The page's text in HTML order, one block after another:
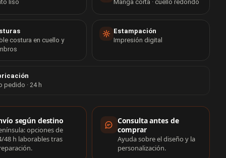
liso
Manga corta · cuello redondo
costura en cuello y
Estampación
Impresión digital
pedido · 24 h
de compra
según destino
opciones de
48 h laborables tras
Consulta antes de
comprar
Ayuda sobre el diseño y la
personalización.